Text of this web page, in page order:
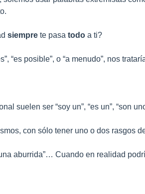
siempre te pasa todo a ti?
“es posible”, o “a menudo”, nos
suelen ser “soy un”, “es un”, “son
con sólo tener uno o dos rasgos
aburrida”… Cuando en realidad